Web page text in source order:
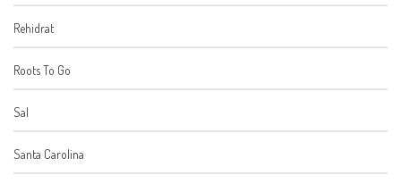
Rehidrat
Roots To Go
Sal
Santa Carolina